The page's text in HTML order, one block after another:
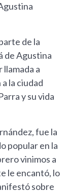
de la
de Agustina
a
la ciudad
y su vida
fue la
popular en la
vinimos a
le encantó, lo
sobre